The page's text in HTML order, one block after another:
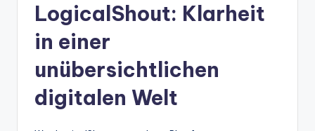
LogicalShout: Klarheit
in einer
unübersichtlichen
digitalen Welt